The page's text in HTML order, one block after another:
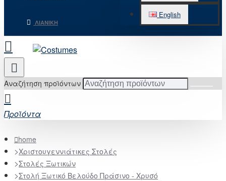
ΛΙΑΝΙΚΉ
English
Αναζήτηση προϊόντων
Προϊόντα
home
Χριστουγεννιάτικες Στολές
Στολές Ξωτικών
Στολή Ξωτικό Βελούδο Πράσινο - Χρυσό